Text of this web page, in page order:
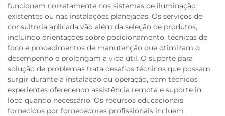
funcionem corretamente nos sistemas de iluminação
existentes ou nas instalações planejadas. Os serviços de
consultoria aplicada vão além da seleção de produtos,
incluindo orientações sobre posicionamento, técnicas de
foco e procedimentos de manutenção que otimizam o
desempenho e prolongam a vida útil. O suporte para
solução de problemas trata desafios técnicos que possam
surgir durante a instalação ou operação, com técnicos
experientes oferecendo assistência remota e suporte in
loco quando necessário. Os recursos educacionais
fornecidos por fornecedores profissionais incluem